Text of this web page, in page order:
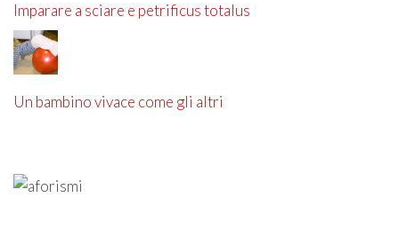
Imparare a sciare e petrificus totalus
Un bambino vivace come gli altri